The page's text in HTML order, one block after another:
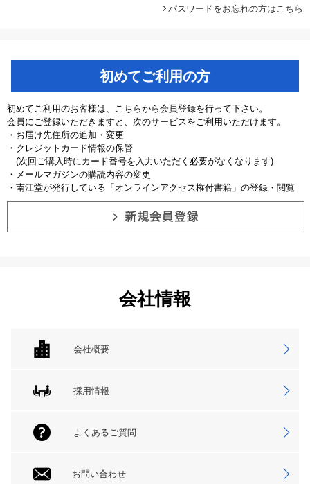
パスワードをお忘れの方はこちら
初めてご利用の方
初めてご利用のお客様は、こちらから会員登録を行って下さい。
会員にご登録いただきますと、次のサービスをご利用いただけます。
・お届け先住所の追加・変更
・クレジットカード情報の保管
(次回ご購入時にカード番号を入力いただく必要がなくなります)
・メールマガジンの購読内容の変更
・南江堂が発行している「オンラインアクセス権付書籍」の登録・閲覧
会社情報
会社概要
採用情報
よくあるご質問
お問い合わせ